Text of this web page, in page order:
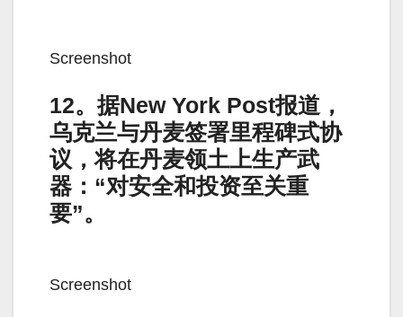
Screenshot
12。据New York Post报道，
乌克兰与丹麦签署里程碑式协
议，将在丹麦领土上生产武
器：“对安全和投资至关重
要”。
Screenshot